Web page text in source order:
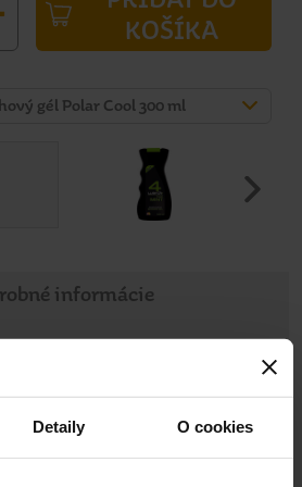
Detaily O cookies
KOŠÍKA
gél Polar Cool 300 ml
informácie
na denné používanie. Príjemná
dobrému pocitu.